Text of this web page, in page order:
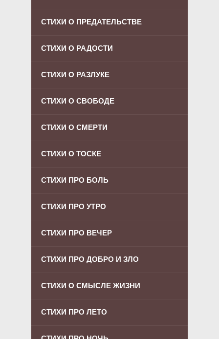
СТИХИ О ПРЕДАТЕЛЬСТВЕ
СТИХИ О РАДОСТИ
СТИХИ О РАЗЛУКЕ
СТИХИ О СВОБОДЕ
СТИХИ О СМЕРТИ
СТИХИ О ТОСКЕ
СТИХИ ПРО БОЛЬ
СТИХИ ПРО УТРО
СТИХИ ПРО ВЕЧЕР
СТИХИ ПРО ДОБРО И ЗЛО
СТИХИ О СМЫСЛЕ ЖИЗНИ
СТИХИ ПРО ЛЕТО